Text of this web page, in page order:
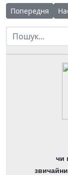
Попередня
Попередня
Пошук
чи